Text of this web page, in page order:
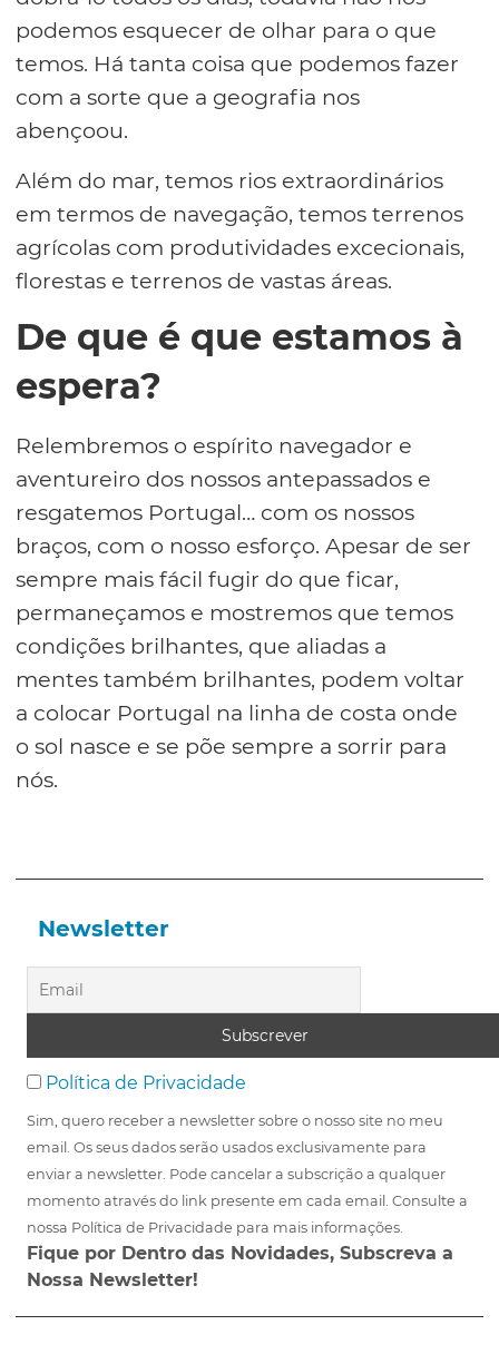
podemos esquecer de olhar para o que
temos. Há tanta coisa que podemos fazer
com a sorte que a geografia nos
abençoou.
Além do mar, temos rios extraordinários
em termos de navegação, temos terrenos
agrícolas com produtividades excecionais,
florestas e terrenos de vastas áreas.
De que é que estamos à
espera?
Relembremos o espírito navegador e
aventureiro dos nossos antepassados e
resgatemos Portugal… com os nossos
braços, com o nosso esforço. Apesar de ser
sempre mais fácil fugir do que ficar,
permaneçamos e mostremos que temos
condições brilhantes, que aliadas a
mentes também brilhantes, podem voltar
a colocar Portugal na linha de costa onde
o sol nasce e se põe sempre a sorrir para
nós.
Newsletter
Política de Privacidade
Sim, quero receber a newsletter sobre o nosso site no meu
email. Os seus dados serão usados exclusivamente para
enviar a newsletter. Pode cancelar a subscrição a qualquer
momento através do link presente em cada email. Consulte a
nossa Política de Privacidade para mais informações.
Fique por Dentro das Novidades, Subscreva a
Nossa Newsletter!